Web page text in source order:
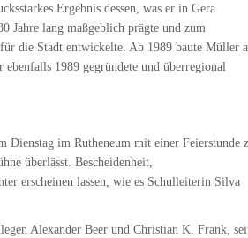
Ergebnis dessen, was er in Gera
Jahre lang maßgeblich prägte und zum
die Stadt entwickelte. Ab 1989 baute Müller
1989 gegründete und überregional
Dienstag im Rutheneum mit einer Feierstunde
überlässt. Bescheidenheit,
erscheinen lassen, wie es Schulleiterin Silva
Alexander Beer und Christian K. Frank,